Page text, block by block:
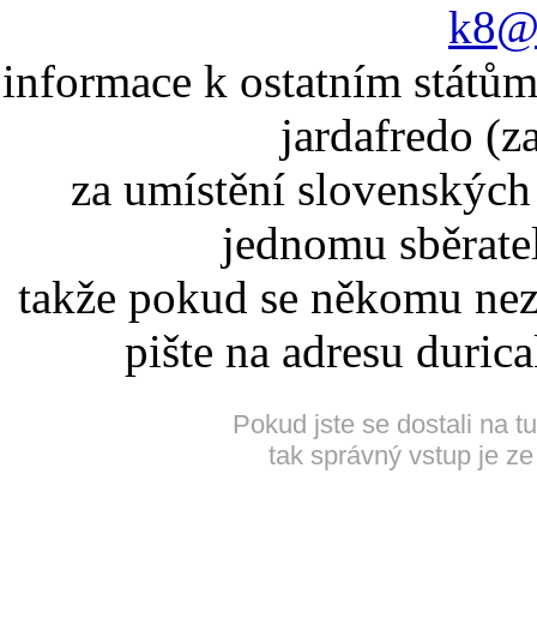
informace k ostatním
jardafredo
za umístění
jednomu
takže pokud se někomu
pište na adresu
Pokud jste se dostali na
tak správný vstup je